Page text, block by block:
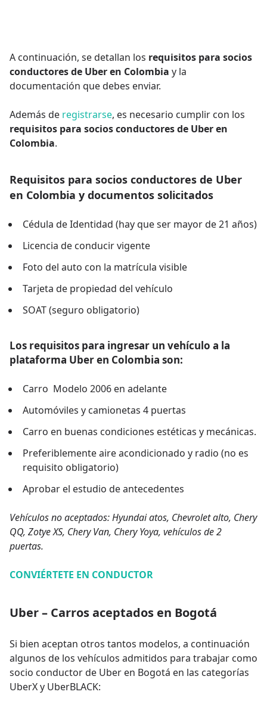
A continuación, se detallan los requisitos para socios
conductores de Uber en Colombia y la
documentación que debes enviar.
Además de registrarse, es necesario cumplir con los
requisitos para socios conductores de Uber en
Colombia.
Requisitos para socios conductores de Uber
en Colombia y documentos solicitados
Cédula de Identidad (hay que ser mayor de 21 años)
Licencia de conducir vigente
Foto del auto con la matrícula visible
Tarjeta de propiedad del vehículo
SOAT (seguro obligatorio)
Los requisitos para ingresar un vehículo a la
plataforma Uber en Colombia son:
Carro Modelo 2006 en adelante
Automóviles y camionetas 4 puertas
Carro en buenas condiciones estéticas y mecánicas.
Preferiblemente aire acondicionado y radio (no es
requisito obligatorio)
Aprobar el estudio de antecedentes
Vehículos no aceptados: Hyundai atos, Chevrolet alto, Chery
QQ, Zotye XS, Chery Van, Chery Yoya, vehículos de 2
puertas.
CONVIÉRTETE EN CONDUCTOR
Uber – Carros aceptados en Bogotá
Si bien aceptan otros tantos modelos, a continuación
algunos de los vehículos admitidos para trabajar como
socio conductor de Uber en Bogotá en las categorías
UberX y UberBLACK: